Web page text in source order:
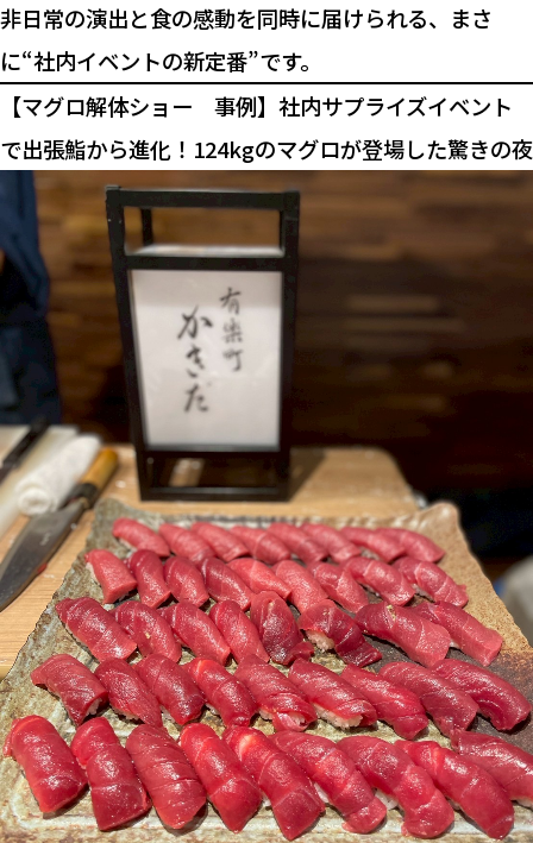
非日常の演出と食の感動を同時に届けられる、まさ
に“社内イベントの新定番”です。
【マグロ解体ショー 事例】社内サプライズイベント
で出張鮨から進化！124kgのマグロが登場した驚きの夜